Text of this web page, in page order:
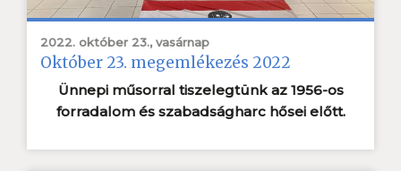
2022. október 23., vasárnap
Október 23. megemlékezés 2022
Ünnepi műsorral tiszelegtünk az 1956-os
forradalom és szabadságharc hősei előtt.